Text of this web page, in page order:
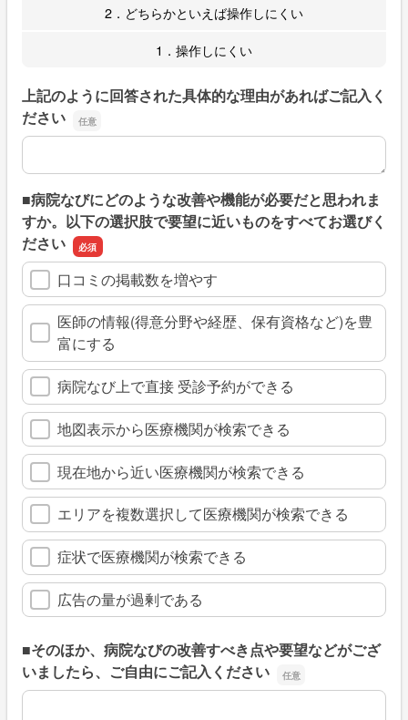
2．どちらかといえば操作しにくい
1．操作しにくい
上記のように回答された具体的な理由があればご記入く
ださい
上記のように回答された具体的な理由があればご記入くだ
■病院なびにどのような改善や機能が必要だと思われま
すか。以下の選択肢で要望に近いものをすべてお選びく
ださい
口コミの掲載数を増やす
医師の情報(得意分野や経歴、保有資格など)を豊
富にする
病院なび上で直接 受診予約ができる
地図表示から医療機関が検索できる
現在地から近い医療機関が検索できる
エリアを複数選択して医療機関が検索できる
症状で医療機関が検索できる
広告の量が過剰である
■そのほか、病院なびの改善すべき点や要望などがござ
いましたら、ご自由にご記入ください
■そのほか、病院なびの改善すべき点や要望などがござい